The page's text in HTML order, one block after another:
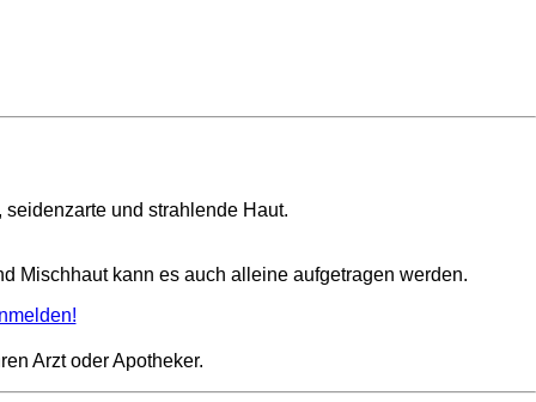
und strahlende Haut.
Mischhaut kann es auch alleine aufgetragen werden.
Arzt oder Apotheker.